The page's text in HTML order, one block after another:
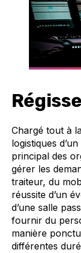
Chargé tout à
logistiques
principal des
gérer les
traiteur, du
réussite d’un
d’une salle
fournir du
manière
différentes